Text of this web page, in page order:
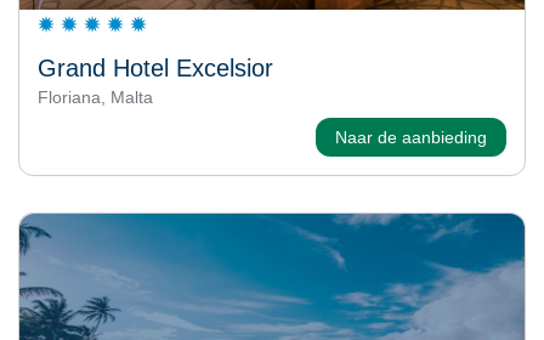
Grand Hotel Excelsior
Floriana, Malta
Naar de aanbieding